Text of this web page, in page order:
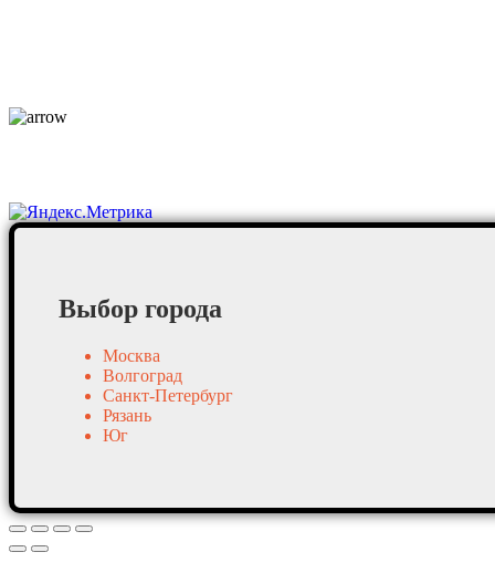
Выбор города
Москва
Волгоград
Санкт-Петербург
Рязань
Юг